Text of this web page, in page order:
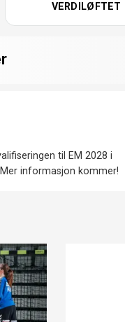
VERDILØFTET
til EM 2028 i
informasjon kommer!